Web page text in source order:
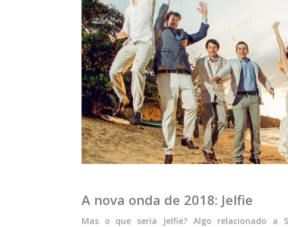
A nova onda de 2018: Jelfie
Mas o que seria Jelfie? Algo relacionado a